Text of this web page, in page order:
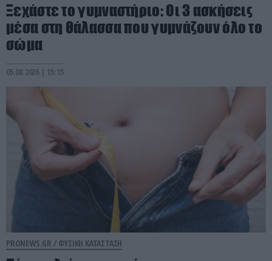
Ξεχάστε το γυμναστήριο: Οι 3 ασκήσεις
μέσα στη θάλασσα που γυμνάζουν όλο το
σώμα
05.08.2026 | 15:15
PRONEWS.GR / ΦΥΣΙΚΗ ΚΑΤΑΣΤΑΣΗ